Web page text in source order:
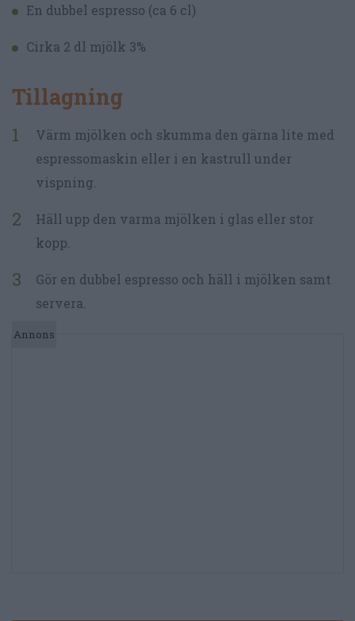
En dubbel espresso (ca 6 cl)
Cirka 2 dl mjölk 3%
Tillagning
Värm mjölken och skumma den gärna lite med
espressomaskin eller i en kastrull under
vispning.
Häll upp den varma mjölken i glas eller stor
kopp.
Gör en dubbel espresso och häll i mjölken samt
servera.